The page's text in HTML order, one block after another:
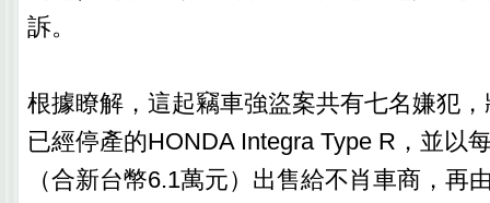
訴。
根據瞭解，這起竊車強盜案共有七名嫌犯
已經停產的HONDA Integra Type R，並以
（合新台幣6.1萬元）出售給不肖車商，再